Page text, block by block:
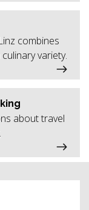
combines
variety.
about travel